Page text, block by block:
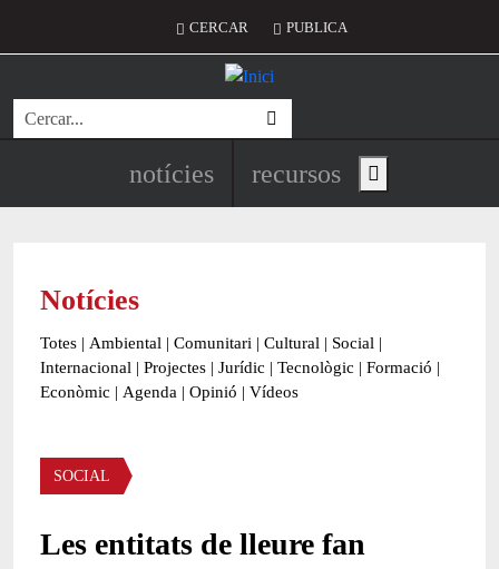
Menú del compte d'usuari
CERCAR PUBLICA
Cerca
Navegació principal de
notícies recursos Show main menu
Notícies
Totes | Ambiental | Comunitari | Cultural | Social |
Internacional | Projectes | Jurídic | Tecnològic | Formació |
Econòmic | Agenda | Opinió | Vídeos
Àmbit de la notícia
SOCIAL
Les entitats de lleure fan